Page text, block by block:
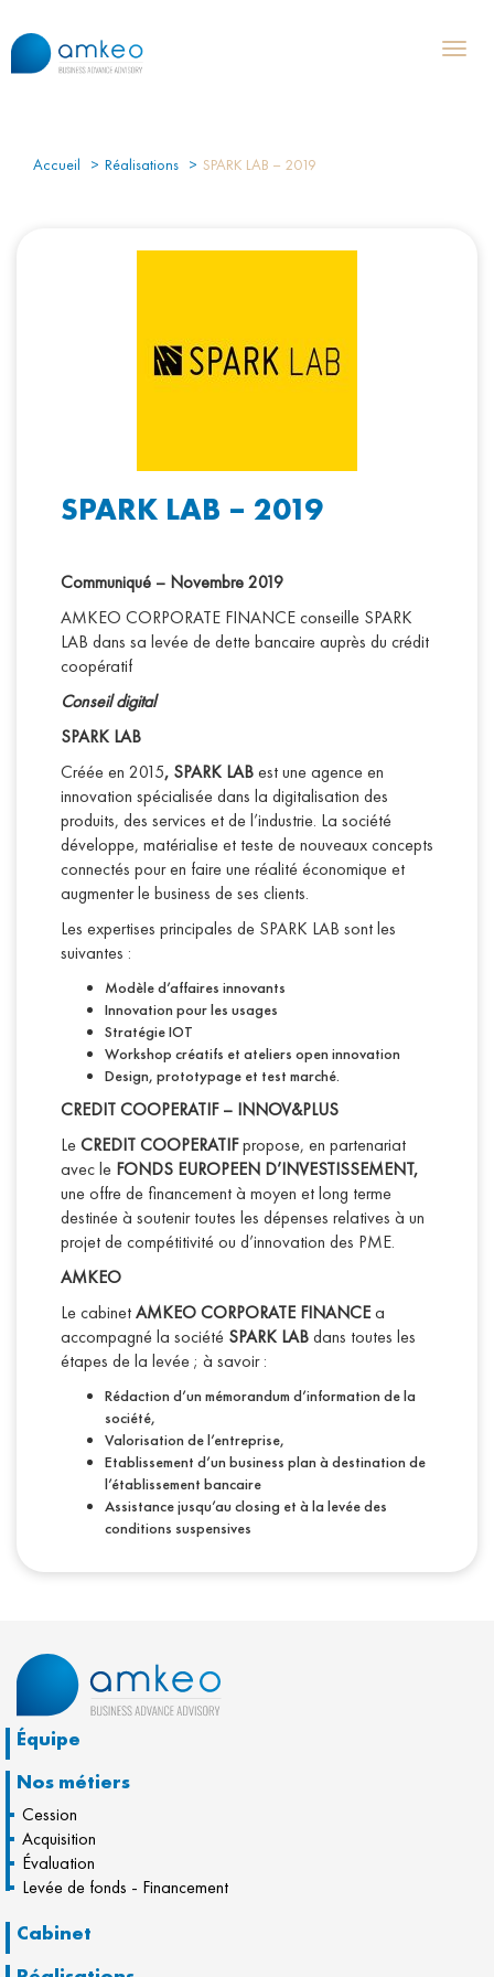
Accueil Réalisations SPARK LAB – 2019
SPARK LAB – 2019
Communiqué – Novembre 2019
AMKEO CORPORATE FINANCE conseille SPARK
LAB dans sa levée de dette bancaire auprès du crédit
coopératif
Conseil digital
SPARK LAB
Créée en 2015, SPARK LABest une agence en
innovation spécialisée dans la digitalisation des
produits, des services et de l’industrie. La société
développe, matérialise et teste de nouveaux concepts
connectés pour en faire une réalité économique et
augmenter le business de ses clients.
Les expertises principales de SPARK LAB sont les
suivantes :
Modèle d’affaires innovants
Innovation pour les usages
Stratégie IOT
Workshop créatifs et ateliers open innovation
Design, prototypage et test marché.
CREDIT COOPERATIF – INNOV&PLUS
Le CREDIT COOPERATIFpropose, en partenariat
avec le FONDS EUROPEEN D’INVESTISSEMENT,
une offre de financement à moyen et long terme
destinée à soutenir toutes les dépenses relatives à un
projet de compétitivité ou d’innovation des PME.
AMKEO
Le cabinetAMKEO CORPORATE FINANCEa
accompagné la société SPARK LABdans toutes les
étapes de la levée ; à savoir :
Rédaction d’un mémorandum d’information de la
société,
Valorisation de l’entreprise,
Etablissement d’un business plan à destination de
l’établissement bancaire
Assistance jusqu’au closing et à la levée des
conditions suspensives
Équipe
Nos métiers
Cession
Acquisition
Évaluation
Levée de fonds - Financement
Cabinet